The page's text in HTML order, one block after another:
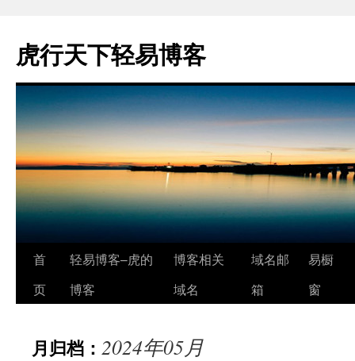
虎行天下轻易博客
跳
至
首
页
轻易博客–虎的
博客
博客相关
域名
域名邮
箱
易橱
窗
月归档： 2024年05月